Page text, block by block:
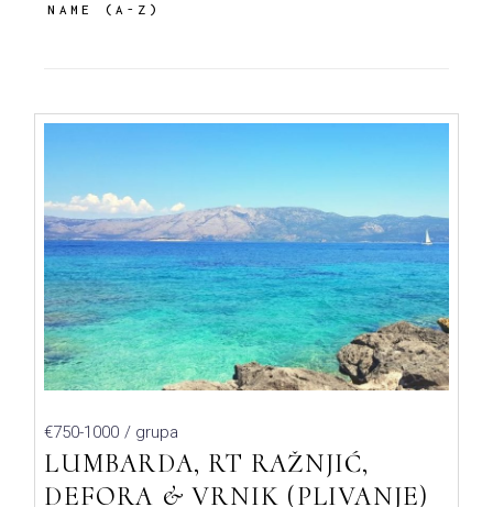
NAME (A-Z)
€750-1000 / grupa
LUMBARDA, RT RAŽNJIĆ,
DEFORA & VRNIK (PLIVANJE)